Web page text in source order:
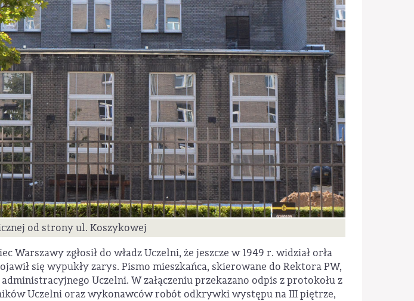
od strony ul. Koszykowej
zgłosił do władz Uczelni, że jeszcze w 1949 r. widział orła
się wypukły zarys. Pismo mieszkańca, skierowane do Rektora PW,
Uczelni. W załączeniu przekazano odpis z protokołu z
Uczelni oraz wykonawców robót odkrywki występu na III piętrze,